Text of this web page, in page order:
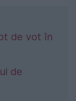
de vot în
de